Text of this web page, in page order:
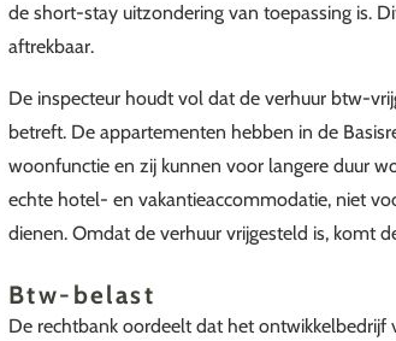
de short-stay uitzondering van toepassing is.
aftrekbaar.
De inspecteur houdt vol dat de verhuur btw-
betreft. De appartementen hebben in de
woonfunctie en zij kunnen voor langere duur
echte hotel- en vakantieaccommodatie, niet
dienen. Omdat de verhuur vrijgesteld is, komt
Btw-belast
De rechtbank oordeelt dat het